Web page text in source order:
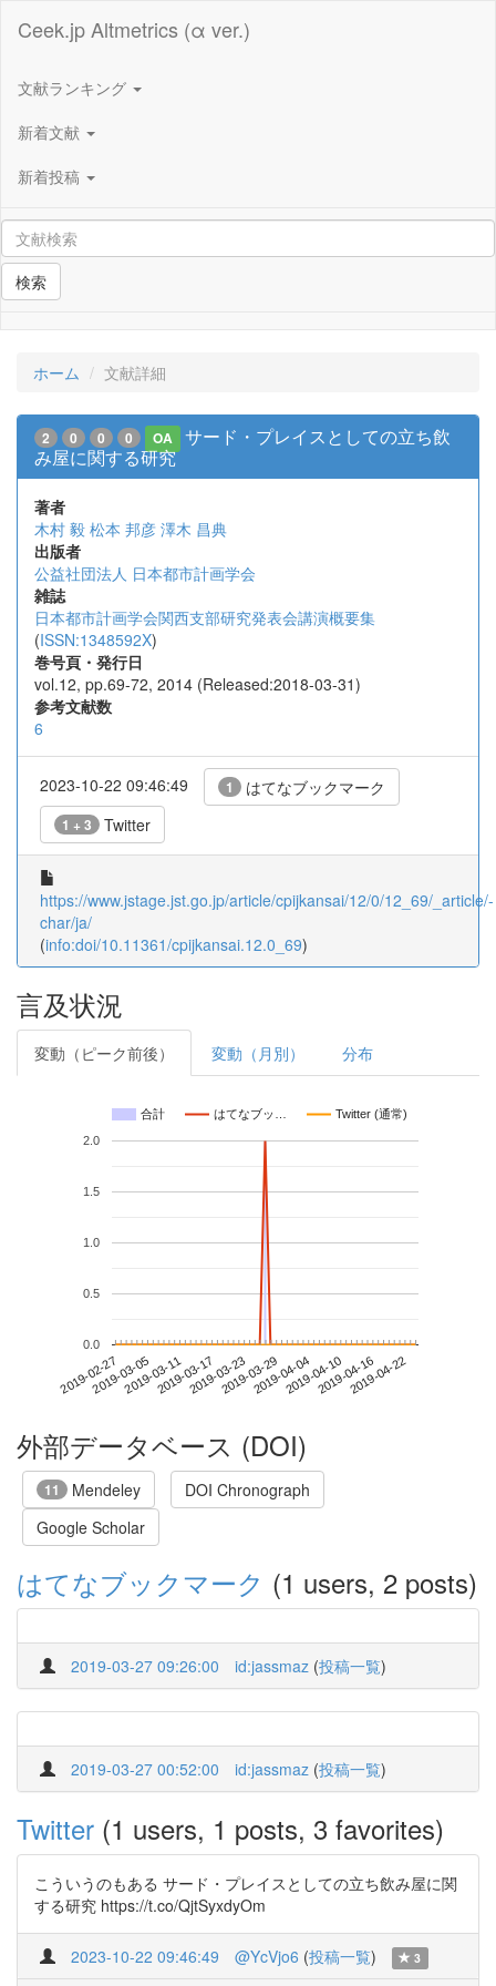
Ceek.jp Altmetrics (α ver.)
文献ランキング
新着文献
新着投稿
検索
ホーム 文献詳細
2 0 0 0 OA
サード・プレイスとしての立ち飲
み屋に関する研究
著者
木村 毅 松本 邦彦 澤木 昌典
出版者
公益社団法人 日本都市計画学会
雑誌
日本都市計画学会関西支部研究発表会講演概要集
(ISSN:1348592X)
巻号頁・発行日
vol.12, pp.69-72, 2014 (Released:2018-03-31)
参考文献数
6
2023-10-22 09:46:49 1 はてなブックマーク
1 + 3 Twitter
https://www.jstage.jst.go.jp/article/cpijkansai/12/0/12_69/_article/-
char/ja/
(info:doi/10.11361/cpijkansai.12.0_69)
言及状況
変動（ピーク前後） 変動（月別） 分布
合計 はてなブッ… Twitter (通常)
2019-02-272019-03-052019-03-112019-03-172019-03-232019-03-292019-04-042019-04-102019-04-162019-04-22
0.0
0.5
1.0
1.5
2.0
外部データベース (DOI)
11 Mendeley
DOI Chronograph
Google Scholar
はてなブックマーク (1 users, 2 posts)
2019-03-27 09:26:00 id:jassmaz (投稿一覧)
2019-03-27 00:52:00 id:jassmaz (投稿一覧)
Twitter (1 users, 1 posts, 3 favorites)
こういうのもある サード・プレイスとしての立ち飲み屋に関
する研究 https://t.co/QjtSyxdyOm
2023-10-22 09:46:49 @YcVjo6 (投稿一覧) 3